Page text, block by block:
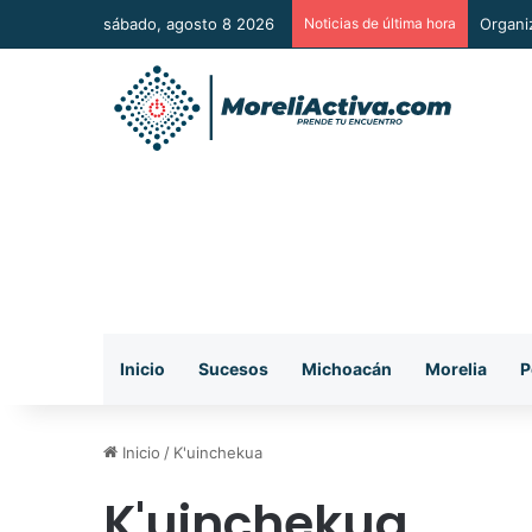
sábado, agosto 8 2026 Noticias de última hora
Inicio Sucesos Michoacán Morelia
Inicio / K'uinchekua